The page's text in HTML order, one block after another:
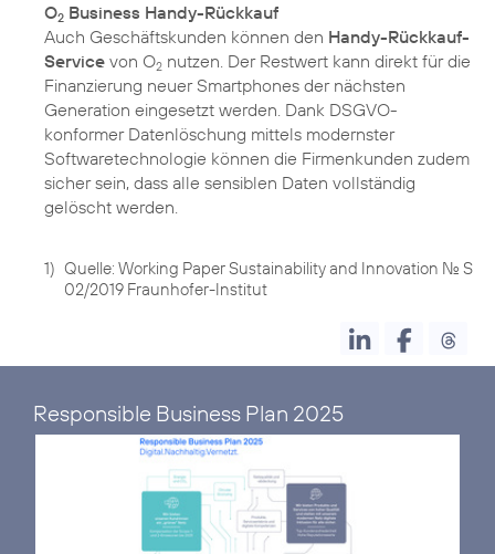
O2 Business Handy-Rückkauf
Auch Geschäftskunden können den Handy-Rückkauf-
Service von O2 nutzen. Der Restwert kann direkt für die
Finanzierung neuer Smartphones der nächsten
Generation eingesetzt werden. Dank DSGVO-
konformer Datenlöschung mittels modernster
Softwaretechnologie können die Firmenkunden zudem
sicher sein, dass alle sensiblen Daten vollständig
gelöscht werden.
1) Quelle: Working Paper Sustainability and Innovation No. S
02/2019 Fraunhofer-Institut
Responsible Business Plan 2025